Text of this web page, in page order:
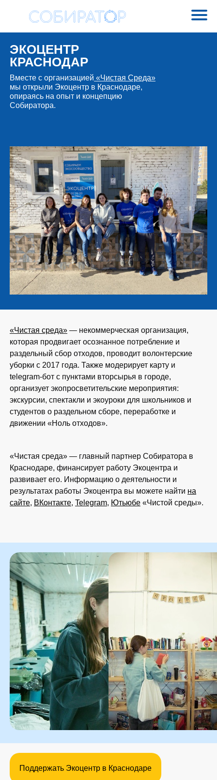
ЭКОЦЕНТР
КРАСНОДАР
Вместе с организацией «Чистая Среда»
мы открыли Экоцентр в Краснодаре,
опираясь на опыт и концепцию
Собиратора.
«Чистая среда» — некоммерческая организация,
которая продвигает осознанное потребление и
раздельный сбор отходов, проводит волонтерские
уборки с 2017 года. Также модерирует карту и
telegram-бот с пунктами вторсырья в городе,
организует экопросветительские мероприятия:
экскурсии, спектакли и экоуроки для школьников и
студентов о раздельном сборе, переработке и
движении «Ноль отходов».
«Чистая среда» — главный партнер Собиратора в
Краснодаре, финансирует работу Экоцентра и
развивает его. Информацию о деятельности и
результатах работы Экоцентра вы можете найти на
сайте, ВКонтакте, Telegram, Ютьюбе «Чистой среды».
Поддержать Экоцентр в Краснодаре